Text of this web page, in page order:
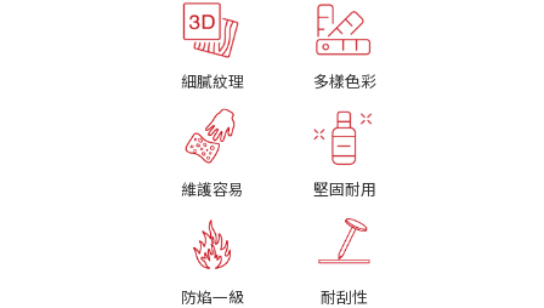
細膩紋理 多樣色彩
維護容易 堅固耐用
防焰一級 耐刮性